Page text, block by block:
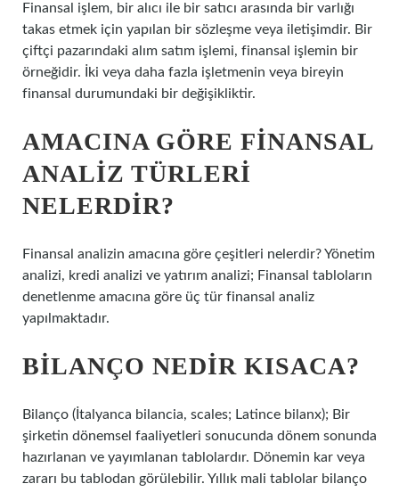
Finansal işlem, bir alıcı ile bir satıcı arasında bir varlığı
takas etmek için yapılan bir sözleşme veya iletişimdir. Bir
çiftçi pazarındaki alım satım işlemi, finansal işlemin bir
örneğidir. İki veya daha fazla işletmenin veya bireyin
finansal durumundaki bir değişikliktir.
AMACINA GÖRE FINANSAL
ANALIZ TÜRLERI
NELERDIR?
Finansal analizin amacına göre çeşitleri nelerdir? Yönetim
analizi, kredi analizi ve yatırım analizi; Finansal tabloların
denetlenme amacına göre üç tür finansal analiz
yapılmaktadır.
BILANÇO NEDIR KISACA?
Bilanço (İtalyanca bilancia, scales; Latince bilanx); Bir
şirketin dönemsel faaliyetleri sonucunda dönem sonunda
hazırlanan ve yayımlanan tablolardır. Dönemin kar veya
zararı bu tablodan görülebilir. Yıllık mali tablolar bilanço